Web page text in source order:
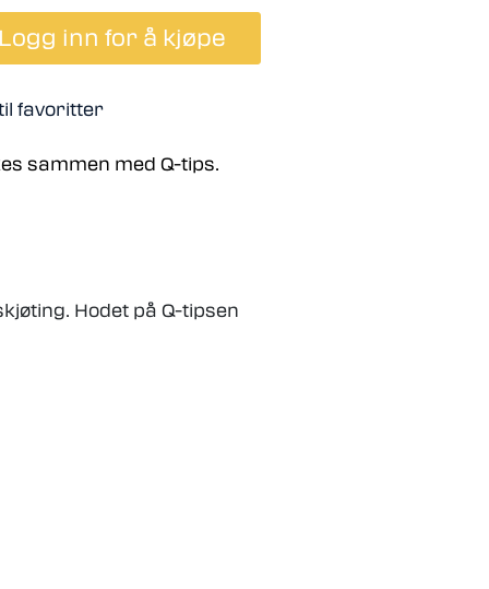
Logg inn for å kjøpe
favoritter
sammen med Q-tips.
Hodet på Q-tipsen